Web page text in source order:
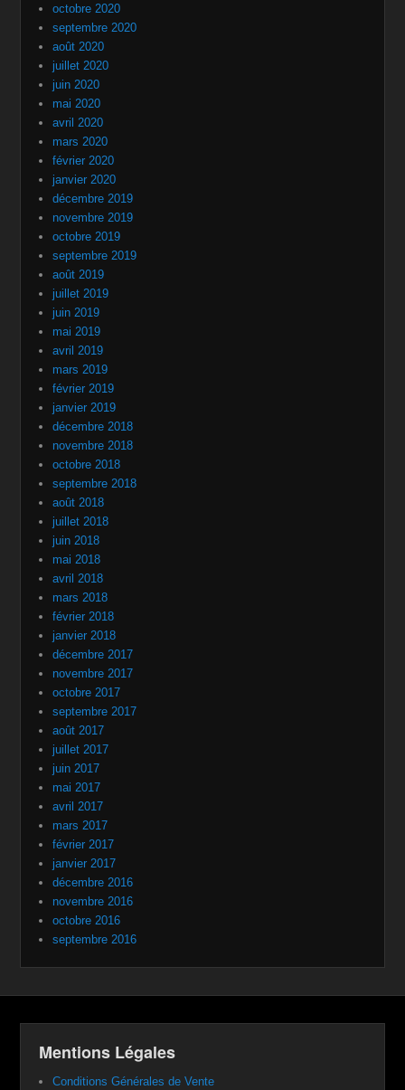
octobre 2020
septembre 2020
août 2020
juillet 2020
juin 2020
mai 2020
avril 2020
mars 2020
février 2020
janvier 2020
décembre 2019
novembre 2019
octobre 2019
septembre 2019
août 2019
juillet 2019
juin 2019
mai 2019
avril 2019
mars 2019
février 2019
janvier 2019
décembre 2018
novembre 2018
octobre 2018
septembre 2018
août 2018
juillet 2018
juin 2018
mai 2018
avril 2018
mars 2018
février 2018
janvier 2018
décembre 2017
novembre 2017
octobre 2017
septembre 2017
août 2017
juillet 2017
juin 2017
mai 2017
avril 2017
mars 2017
février 2017
janvier 2017
décembre 2016
novembre 2016
octobre 2016
septembre 2016
Mentions Légales
Conditions Générales de Vente